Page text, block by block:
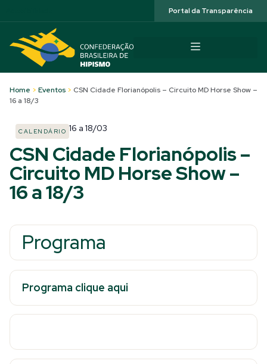
Portal da Transparência
Home > Eventos > CSN Cidade Florianópolis – Circuito MD Horse Show –
16 a 18/3
CALENDÁRIO 16 a 18/03
CSN Cidade Florianópolis –
Circuito MD Horse Show –
16 a 18/3
Programa
Programa clique aqui